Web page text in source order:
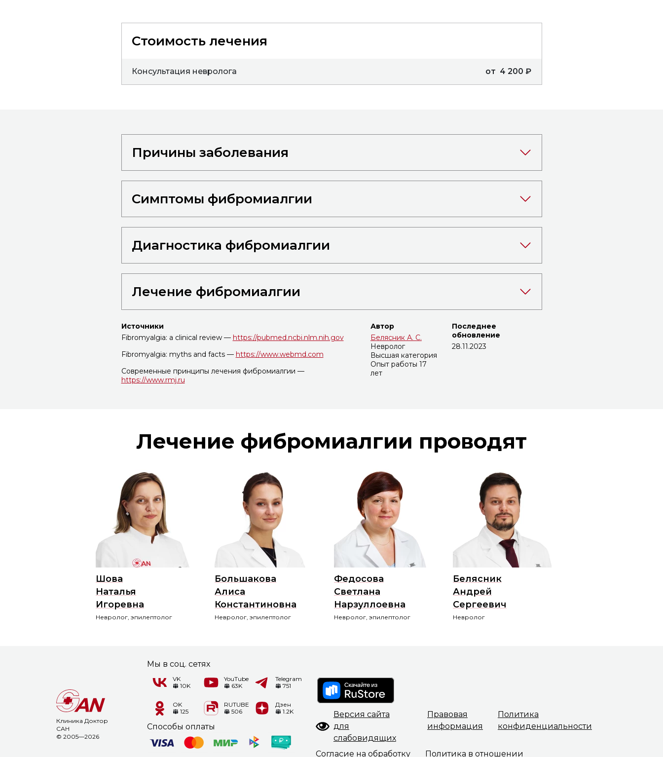
Стоимость лечения
Консультация невролога от 4 200 ₽
Причины заболевания
Симптомы фибромиалгии
Диагностика фибромиалгии
Лечение фибромиалгии
Источники
Fibromyalgia: a clinical review — https://pubmed.ncbi.nlm.nih.gov
Fibromyalgia: myths and facts — https://www.webmd.com
Современные принципы лечения фибромиалгии —
https://www.rmj.ru
Автор
Белясник А. С.
Невролог
Высшая категория
Опыт работы 17
лет
Последнее
обновление
28.11.2023
Лечение фибромиалгии проводят
Шова
Наталья
Игоревна
Невролог, эпилептолог
Большакова
Алиса
Константиновна
Невролог, эпилептолог
Федосова
Светлана
Нарзуллоевна
Невролог, эпилептолог
Белясник
Андрей
Сергеевич
Невролог
Клиника Доктор
САН
© 2005—2026
Мы в соц. сетях
VK
10K
YouTube
63K
Telegram
751
OK
125
RUTUBE
506
Дзен
1.2K
Способы оплаты
Версия сайта
для
слабовидящих
Правовая
информация
Политика
конфиденциальности
Согласие на обработку Политика в отношении